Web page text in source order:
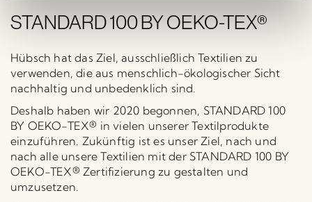
STANDARD 100 BY OEKO-TEX®
Hübsch hat das Ziel, ausschließlich Textilien zu
verwenden, die aus menschlich-ökologischer Sicht
nachhaltig und unbedenklich sind.
Deshalb haben wir 2020 begonnen, STANDARD 100
BY OEKO-TEX® in vielen unserer Textilprodukte
einzuführen. Zukünftig ist es unser Ziel, nach und
nach alle unsere Textilien mit der STANDARD 100 BY
OEKO-TEX® Zertifizierung zu gestalten und
umzusetzen.